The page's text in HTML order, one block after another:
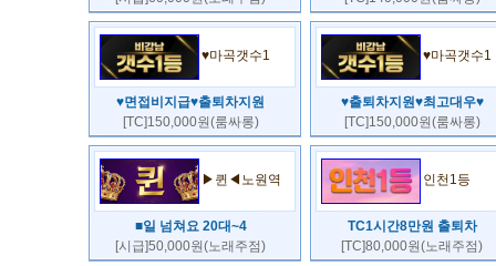
♥마곡갯수1
♥면접비지급♥출퇴차지원
[TC]150,000원(룸싸롱)
♥마곡갯수1
♥출퇴차지원♥최고대우♥
[TC]150,000원(룸싸롱)
▶퀸◀노원역
■일 넘쳐요 20대~4
[시급]50,000원(노래주점)
인천1등
TC1시간8만원 출퇴차
[TC]80,000원(노래주점)